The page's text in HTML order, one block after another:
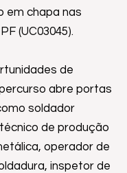
em chapa nas
(UC03045).
de
abre portas
soldador
de produção
operador de
inspetor de